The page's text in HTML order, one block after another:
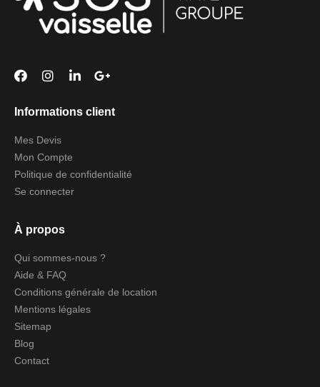
Informations client
Mes Devis
Mon Compte
Politique de confidentialité
Se connecter
À propos
Qui sommes-nous ?
Aide & FAQ
Conditions générale de location
Mentions légales
Sitemap
Blog
Contact